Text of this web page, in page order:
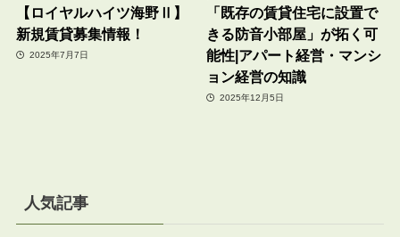
【ロイヤルハイツ海野Ⅱ】
新規賃貸募集情報！
2025年7月7日
「既存の賃貸住宅に設置で
きる防音小部屋」が拓く可
能性|アパート経営・マンシ
ョン経営の知識
2025年12月5日
人気記事